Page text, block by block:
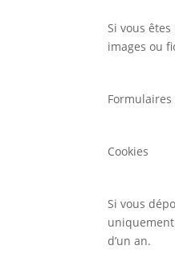
Si vous
images ou
Cookies
Si vous
d’un an.